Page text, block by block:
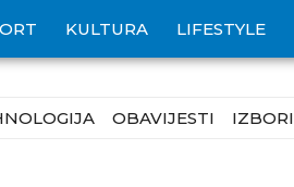
KULTURA LIFESTYLE
OBAVIJESTI IZBORI